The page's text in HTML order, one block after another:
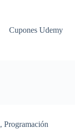
Cupones Udemy
,Programación